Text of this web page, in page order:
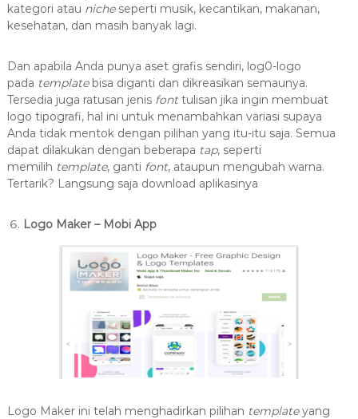
kategori atau niche seperti musik, kecantikan, makanan,
kesehatan, dan masih banyak lagi.
Dan apabila Anda punya aset grafis sendiri, log0-logo
pada templatebisa diganti dan dikreasikan semaunya.
Tersedia juga ratusan jenis fonttulisan jika ingin membuat
logo tipografi, hal ini untuk menambahkan variasi supaya
Anda tidak mentok dengan pilihan yang itu-itu saja. Semua
dapat dilakukan dengan beberapa tap, seperti
memilih template, ganti font, ataupun mengubah warna.
Tertarik? Langsung saja download aplikasinya
Logo Maker – Mobi App
Logo Maker ini telah menghadirkan pilihan templateyang